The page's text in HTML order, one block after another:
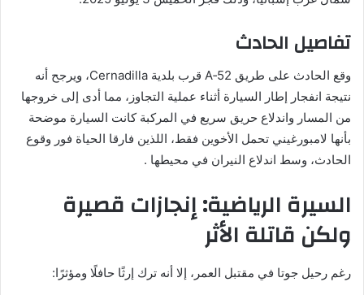
تفاصيل الحادث
وقع الحادث على طريق A‑52 قرب بلدية Cernadilla، ويرجح أنه
نتيجة انفجار إطار السيارة أثناء عملية التجاوز، مما أدى إلى خروجها
من المسار واندلاع حريق سريع في المركبة كانت السيارة موضحة
بأنها لامبورغيني تحمل الأخوين فقط، اللذين فارقا الحياة فور وقوع
الحادث، وسط اندلاع النيران في محيطها .
السيرة الرياضية: إنجازات قصيرة
ولكن قاتلة الأثر
رغم رحيل جوتا في مقتبل العمر، إلا أنه ترك إرثًا حافلًا ومؤثرًا: